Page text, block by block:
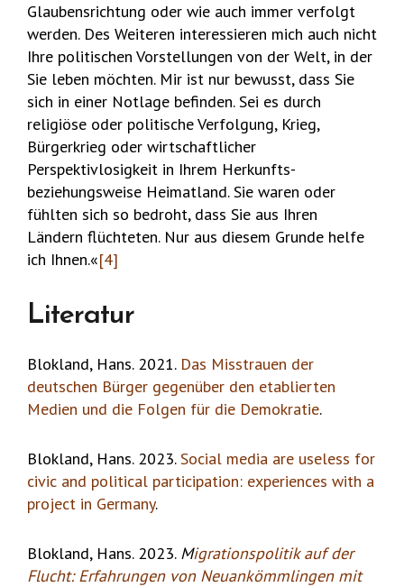
Glaubensrichtung oder wie auch immer verfolgt
werden. Des Weiteren interessieren mich auch nicht
Ihre politischen Vorstellungen von der Welt, in der
Sie leben möchten. Mir ist nur bewusst, dass Sie
sich in einer Notlage befinden. Sei es durch
religiöse oder politische Verfolgung, Krieg,
Bürgerkrieg oder wirtschaftlicher
Perspektivlosigkeit in Ihrem Herkunfts-
beziehungsweise Heimatland. Sie waren oder
fühlten sich so bedroht, dass Sie aus Ihren
Ländern flüchteten. Nur aus diesem Grunde helfe
ich Ihnen.«[4]
Literatur
Blokland, Hans. 2021. Das Misstrauen der
deutschen Bürger gegenüber den etablierten
Medien und die Folgen für die Demokratie.
Blokland, Hans. 2023.Social media are useless for
civic and political participation: experiences with a
project in Germany.
Blokland, Hans. 2023. Migrationspolitik auf der
Flucht: Erfahrungen von Neuankömmlingen mit